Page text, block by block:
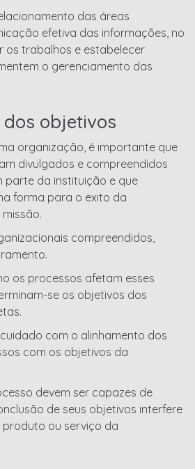
das áreas
efetiva das informações, no
os trabalhos e estabelecer
o gerenciamento das
objetivos
organização, é importante que
divulgados e compreendidos
parte da instituição e que
forma para o exito da
compreendidos,
os processos afetam esses
se os objetivos dos
com o alinhamento dos
com os objetivos da
devem ser capazes de
de seus objetivos interfere
ou serviço da